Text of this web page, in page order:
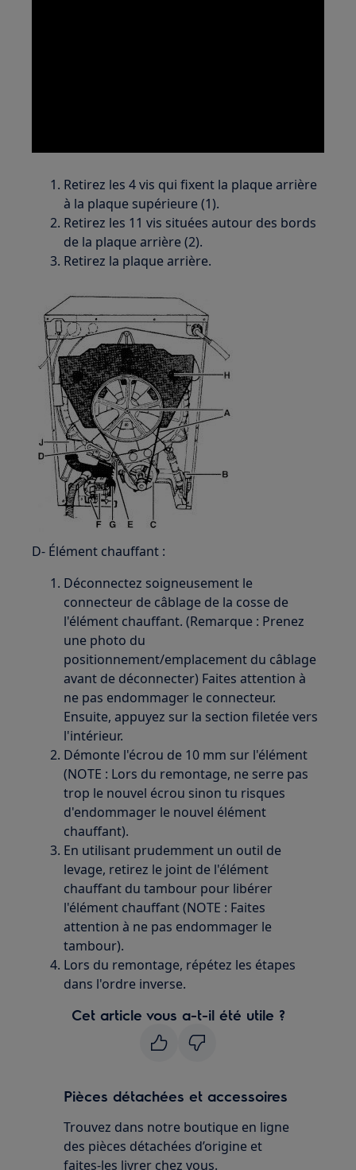
Retirez les 4 vis qui fixent la plaque arrière
à la plaque supérieure (1).
Retirez les 11 vis situées autour des bords
de la plaque arrière (2).
Retirez la plaque arrière.
D- Élément chauffant :
Déconnectez soigneusement le
connecteur de câblage de la cosse de
l'élément chauffant. (Remarque : Prenez
une photo du
positionnement/emplacement du câblage
avant de déconnecter) Faites attention à
ne pas endommager le connecteur.
Ensuite, appuyez sur la section filetée vers
l'intérieur.
Démonte l'écrou de 10 mm sur l'élément
(NOTE : Lors du remontage, ne serre pas
trop le nouvel écrou sinon tu risques
d'endommager le nouvel élément
chauffant).
En utilisant prudemment un outil de
levage, retirez le joint de l'élément
chauffant du tambour pour libérer
l'élément chauffant (NOTE : Faites
attention à ne pas endommager le
tambour).
Lors du remontage, répétez les étapes
dans l'ordre inverse.
Cet article vous a-t-il été utile ?
Pièces détachées et accessoires
Trouvez dans notre boutique en ligne
des pièces détachées d’origine et
faites-les livrer chez vous.